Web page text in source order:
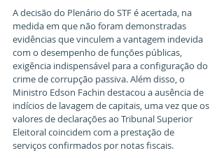
A decisão do Plenário do STF é acertada, na
medida em que não foram demonstradas
evidências que vinculem a vantagem indevida
com o desempenho de funções públicas,
exigência indispensável para a configuração do
crime de corrupção passiva. Além disso, o
Ministro Edson Fachin destacou a ausência de
indícios de lavagem de capitais, uma vez que os
valores de declarações ao Tribunal Superior
Eleitoral coincidem com a prestação de
serviços confirmados por notas fiscais.